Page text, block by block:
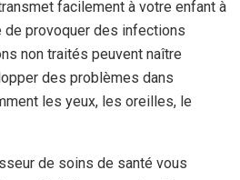
facilement à votre enfant à
provoquer des infections
non traités peuvent naître
des problèmes dans
les yeux, les oreilles, le
de soins de santé vous